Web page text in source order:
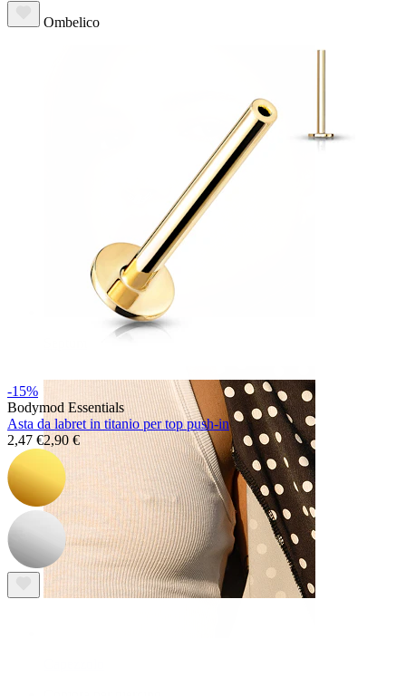
Ombelico
-15%
Bodymod Essentials
Asta da labret in titanio per top push-in
2,47 €2,90 €